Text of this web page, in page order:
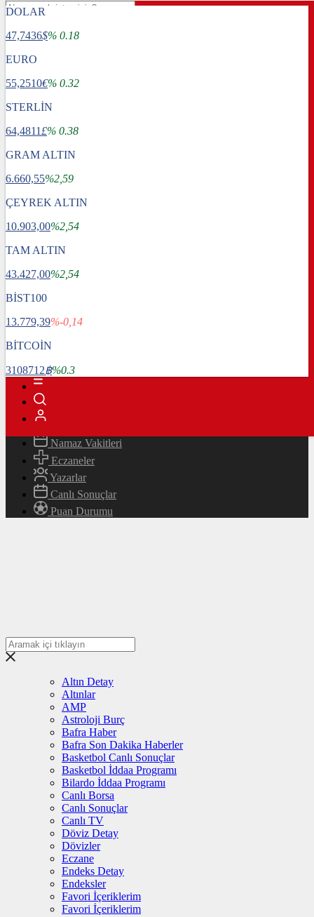
DOLAR
47,7436$% 0.18
EURO
55,2510€% 0.32
STERLİN
64,4811£% 0.38
GRAM ALTIN
6.660,55%2,59
ÇEYREK ALTIN
10.903,00%2,54
TAM ALTIN
43.427,00%2,54
BİST100
13.779,39%-0,14
BİTCOİN
3108712฿%0.3
Dünya
Spor
Magazin
Teknoloji
Bafra Rehberi
Namaz Vakitleri
Eczaneler
Yazarlar
Canlı Sonuçlar
Puan Durumu
Altın Detay
Altınlar
AMP
Astroloji Burç
Bafra Haber
Bafra Son Dakika Haberler
Basketbol Canlı Sonuçlar
Basketbol İddaa Programı
Bilardo İddaa Programı
Canlı Borsa
Canlı Sonuçlar
Canlı TV
Döviz Detay
Dövizler
Eczane
Endeks Detay
Endeksler
Favori İçeriklerim
Favori İçeriklerim